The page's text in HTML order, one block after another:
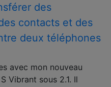
des
contacts et des
deux téléphones
avec mon nouveau
Vibrant sous 2.1. Il